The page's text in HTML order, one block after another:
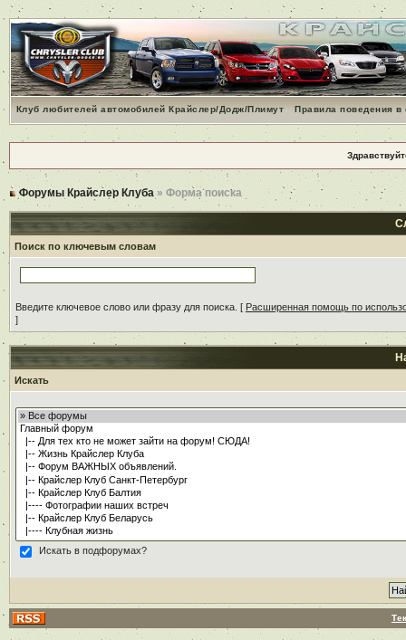
Клуб любителей автомобилей Крайслер/Додж/Плимут Правила поведения
Форумы Крайслер Клуба » Форма поиска
Поиск по ключевым словам
Введите ключевое слово или фразу для поиска. [ Расширенная помощь по
]
Искать
Искать в подфорумах?